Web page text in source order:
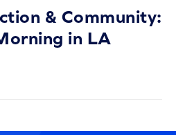
& Community:
in LA